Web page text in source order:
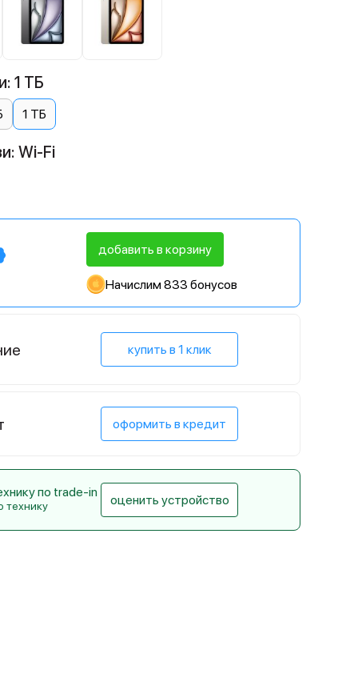
1 ТБ
1 ТБ
Wi-Fi
добавить в корзину
Начислим 833 бонусов
купить в 1 клик
оформить в кредит
по trade-in
технику оценить устройство